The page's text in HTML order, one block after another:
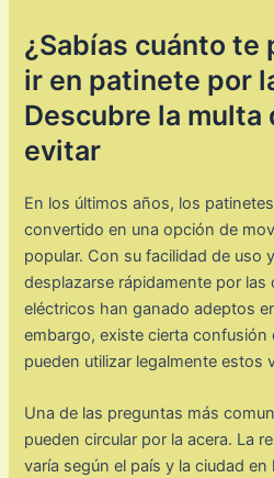
¿Sabías cuánto te
ir en patinete por
Descubre la multa
evitar
En los últimos años, los
convertido en una opción de
popular. Con su facilidad de uso
desplazarse rápidamente por las
eléctricos han ganado adeptos
embargo, existe cierta
pueden utilizar legalmente estos
Una de las preguntas más
pueden circular por la acera. La
varía según el país y la ciudad